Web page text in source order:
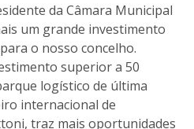
da Câmara Municipal
um grande investimento
o nosso concelho.
superior a 50
logístico de última
internacional de
traz mais oportunidades